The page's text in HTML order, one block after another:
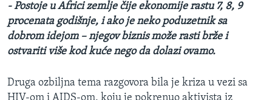
- Postoje u Africi zemlje čije ekonomije rastu 7, 8, 9
procenata godišnje, i ako je neko poduzetnik sa
dobrom idejom – njegov biznis može rasti brže i
ostvariti više kod kuće nego da dolazi ovamo.
Druga ozbiljna tema razgovora bila je kriza u vezi sa